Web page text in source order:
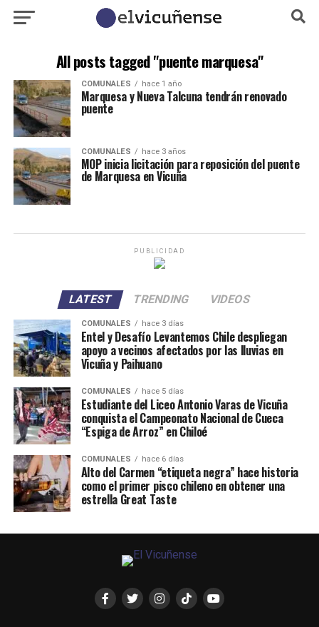
All posts tagged "puente marquesa"
COMUNALES hace 1 año
Marquesa y Nueva Talcuna tendrán renovado
puente
COMUNALES hace 3 años
MOP inicia licitación para reposición del puente
de Marquesa en Vicuña
PUBLICIDAD
LATEST TRENDING VIDEOS
COMUNALES hace 3 días
Entel y Desafío Levantemos Chile despliegan
apoyo a vecinos afectados por las lluvias en
Vicuña y Paihuano
COMUNALES hace 5 días
Estudiante del Liceo Antonio Varas de Vicuña
conquista el Campeonato Nacional de Cueca
“Espiga de Arroz” en Chiloé
COMUNALES hace 6 días
Alto del Carmen “etiqueta negra” hace historia
como el primer pisco chileno en obtener una
estrella Great Taste